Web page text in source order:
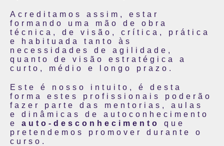
Acreditamos assim, estar
formando uma mão de obra
técnica, de visão, crítica, prática
e habituada tanto às
necessidades de agilidade,
quanto de visão estratégica a
curto, médio e longo prazo.
Este é nosso intuito, é desta
forma estes profissionais poderão
fazer parte das mentorias, aulas
e dinâmicas de autoconhecimento
e auto-desconhecimento que
pretendemos promover durante o
curso.